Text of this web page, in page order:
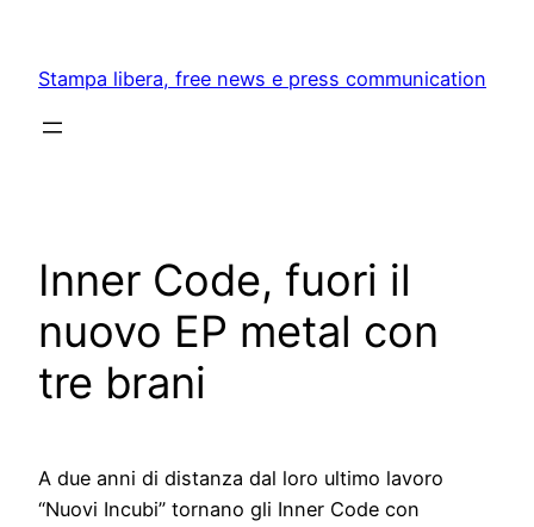
content
Stampa libera, free news e press communication
Inner Code, fuori il
nuovo EP metal con
tre brani
A due anni di distanza dal loro ultimo lavoro
“Nuovi Incubi” tornano gli Inner Code con